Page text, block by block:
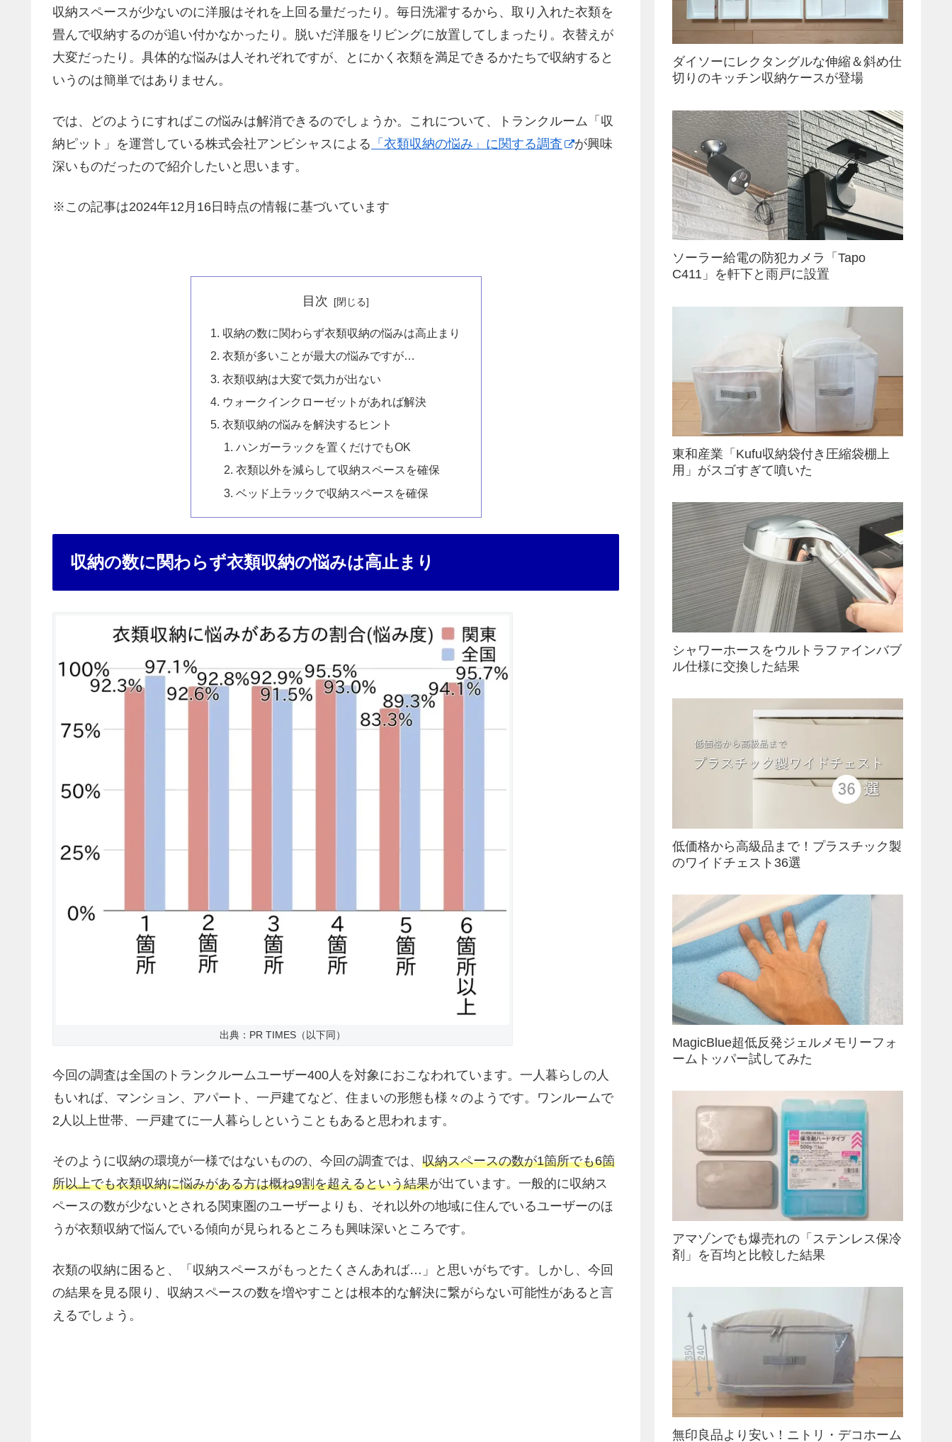
収納スペースが少ないのに洋服はそれを上回る量だったり。毎日洗濯するから、取り入れた衣類を
畳んで収納するのが追い付かなかったり。脱いだ洋服をリビングに放置してしまったり。衣替えが
大変だったり。具体的な悩みは人それぞれですが、とにかく衣類を満足できるかたちで収納すると
いうのは簡単ではありません。
では、どのようにすればこの悩みは解消できるのでしょうか。これについて、トランクルーム「収
納ピット」を運営している株式会社アンビシャスによる 「衣類収納の悩み」に関する調査
が興味
深いものだったので紹介したいと思います。
※この記事は2024年12月16日時点の情報に基づいています
目次
収納の数に関わらず衣類収納の悩みは高止まり
衣類が多いことが最大の悩みですが…
衣類収納は大変で気力が出ない
ウォークインクローゼットがあれば解決
衣類収納の悩みを解決するヒント
ハンガーラックを置くだけでもOK
衣類以外を減らして収納スペースを確保
ベッド上ラックで収納スペースを確保
収納の数に関わらず衣類収納の悩みは高止まり
出典：PR TIMES（以下同）
今回の調査は全国のトランクルームユーザー400人を対象におこなわれています。一人暮らしの人
もいれば、マンション、アパート、一戸建てなど、住まいの形態も様々のようです。ワンルームで
2人以上世帯、一戸建てに一人暮らしということもあると思われます。
そのように収納の環境が一様ではないものの、今回の調査では、 収納スペースの数が1箇所でも6箇
所以上でも衣類収納に悩みがある方は概ね9割を超えるという結果が出ています。一般的に収納ス
ペースの数が少ないとされる関東圏のユーザーよりも、それ以外の地域に住んでいるユーザーのほ
うが衣類収納で悩んでいる傾向が見られるところも興味深いところです。
衣類の収納に困ると、「収納スペースがもっとたくさんあれば…」と思いがちです。しかし、今回
の結果を見る限り、収納スペースの数を増やすことは根本的な解決に繋がらない可能性があると言
えるでしょう。
ダイソーにレクタングルな伸縮＆斜め仕
切りのキッチン収納ケースが登場
ソーラー給電の防犯カメラ「Tapo
C411」を軒下と雨戸に設置
東和産業「Kufu収納袋付き圧縮袋棚上
用」がスゴすぎて噴いた
シャワーホースをウルトラファインバブ
ル仕様に交換した結果
低価格から高級品まで！プラスチック製
のワイドチェスト36選
MagicBlue超低反発ジェルメモリーフォ
ームトッパー試してみた
アマゾンでも爆売れの「ステンレス保冷
剤」を百均と比較した結果
無印良品より安い！ニトリ・デコホーム